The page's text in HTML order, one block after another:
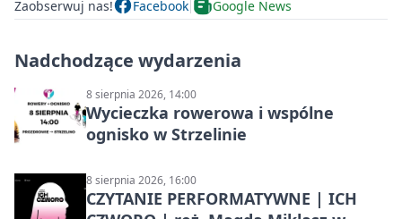
Zaobserwuj nas! Facebook Google News
Nadchodzące wydarzenia
8 sierpnia 2026, 14:00
Wycieczka rowerowa i wspólne
ognisko w Strzelinie
8 sierpnia 2026, 16:00
CZYTANIE PERFORMATYWNE | ICH